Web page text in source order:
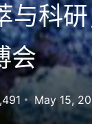
与科
会
May 15,